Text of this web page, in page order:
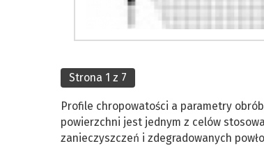
Strona 1 z 7
Profile chropowatości a parametry
powierzchni jest jednym z celów
zanieczyszczeń i zdegradowanych